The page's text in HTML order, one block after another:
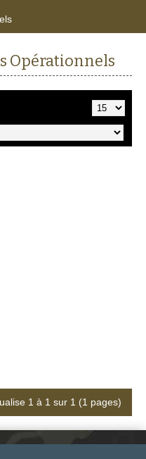
Opérationnels
1 à 1 sur 1 (1 pages)